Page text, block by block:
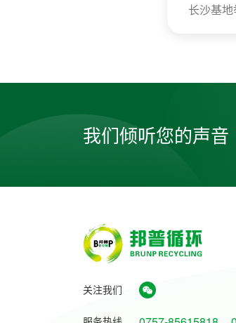
长沙基
我们倾听您的声音
关注我们